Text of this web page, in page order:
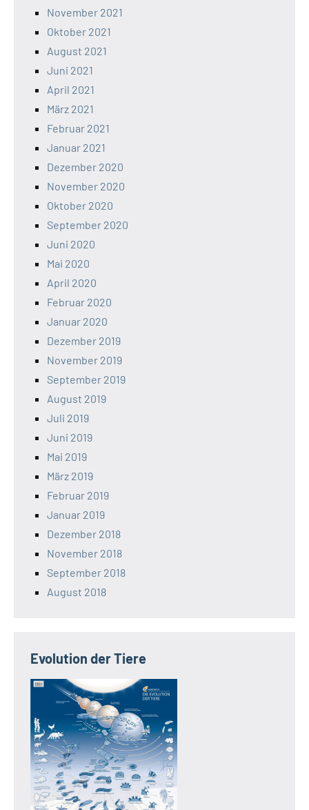
November 2021
Oktober 2021
August 2021
Juni 2021
April 2021
März 2021
Februar 2021
Januar 2021
Dezember 2020
November 2020
Oktober 2020
September 2020
Juni 2020
Mai 2020
April 2020
Februar 2020
Januar 2020
Dezember 2019
November 2019
September 2019
August 2019
Juli 2019
Juni 2019
Mai 2019
März 2019
Februar 2019
Januar 2019
Dezember 2018
November 2018
September 2018
August 2018
Evolution der Tiere